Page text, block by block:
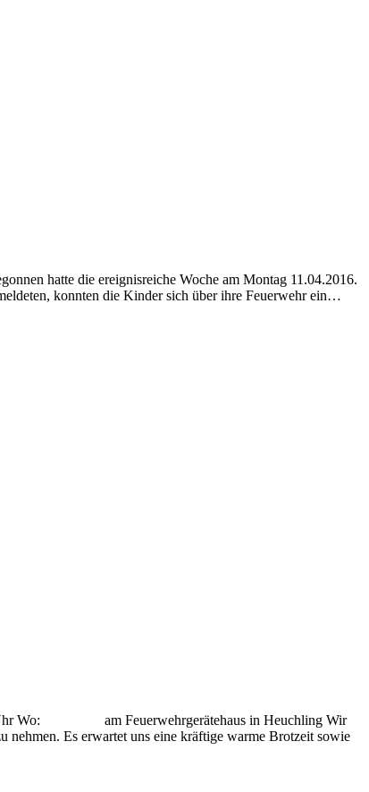
hatte die ereignisreiche Woche am Montag 11.04.2016.
konnten die Kinder sich über ihre Feuerwehr ein…
Uhr Wo: am Feuerwehrgerätehaus in Heuchling Wir
Es erwartet uns eine kräftige warme Brotzeit sowie